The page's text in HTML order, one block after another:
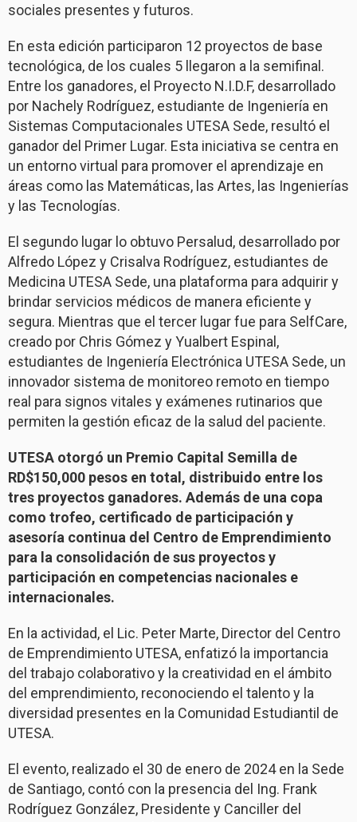
sociales presentes y futuros.
En esta edición participaron 12 proyectos de base
tecnológica, de los cuales 5 llegaron a la semifinal.
Entre los ganadores, el Proyecto N.I.D.F, desarrollado
por Nachely Rodríguez, estudiante de Ingeniería en
Sistemas Computacionales UTESA Sede, resultó el
ganador del Primer Lugar. Esta iniciativa se centra en
un entorno virtual para promover el aprendizaje en
áreas como las Matemáticas, las Artes, las Ingenierías
y las Tecnologías.
El segundo lugar lo obtuvo Persalud, desarrollado por
Alfredo López y Crisalva Rodríguez, estudiantes de
Medicina UTESA Sede, una plataforma para adquirir y
brindar servicios médicos de manera eficiente y
segura. Mientras que el tercer lugar fue para SelfCare,
creado por Chris Gómez y Yualbert Espinal,
estudiantes de Ingeniería Electrónica UTESA Sede, un
innovador sistema de monitoreo remoto en tiempo
real para signos vitales y exámenes rutinarios que
permiten la gestión eficaz de la salud del paciente.
UTESA otorgó un Premio Capital Semilla de
RD$150,000 pesos en total, distribuido entre los
tres proyectos ganadores. Además de una copa
como trofeo, certificado de participación y
asesoría continua del Centro de Emprendimiento
para la consolidación de sus proyectos y
participación en competencias nacionales e
internacionales.
En la actividad, el Lic. Peter Marte, Director del Centro
de Emprendimiento UTESA, enfatizó la importancia
del trabajo colaborativo y la creatividad en el ámbito
del emprendimiento, reconociendo el talento y la
diversidad presentes en la Comunidad Estudiantil de
UTESA.
El evento, realizado el 30 de enero de 2024 en la Sede
de Santiago, contó con la presencia del Ing. Frank
Rodríguez González, Presidente y Canciller del